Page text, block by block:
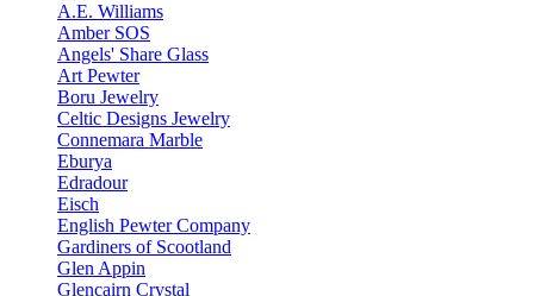
A.E. Williams
Amber SOS
Angels' Share Glass
Art Pewter
Boru Jewelry
Celtic Designs Jewelry
Connemara Marble
Eburya
Edradour
Eisch
English Pewter Company
Gardiners of Scootland
Glen Appin
Glencairn Crystal